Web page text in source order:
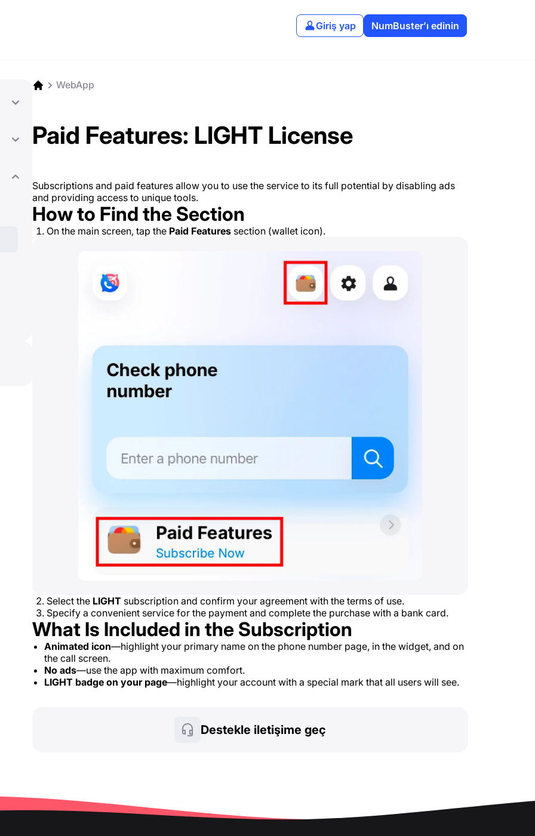
Giriş yap NumBuster’ı edinin
WebApp
Paid Features: LIGHT License
Subscriptions and paid features allow you to use the service to its full potential by disabling ads
and providing access to unique tools.
How to Find the Section
On the main screen, tap the Paid Features section (wallet icon).
Select the LIGHT subscription and confirm your agreement with the terms of use.
Specify a convenient service for the payment and complete the purchase with a bank card.
What Is Included in the Subscription
Animated icon—highlight your primary name on the phone number page, in the widget, and on
the call screen.
No ads—use the app with maximum comfort.
LIGHT badge on your page—highlight your account with a special mark that all users will see.
Destekle iletişime geç